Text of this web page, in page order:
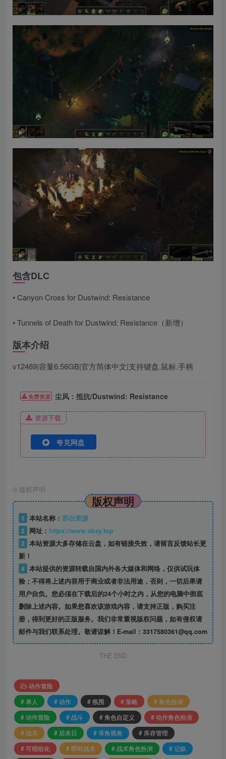
包含DLC
• Canyon Cross for Dustwind: Resistance
• Tunnels of Death for Dustwind: Resistance（新增）
版本介绍
v12469|容量6.56GB|官方简体中文|支持键盘.鼠标.手柄
免费资源 尘风：抵抗/Dustwind: Resistance
资源下载
夸克网盘
© 版权声明
版权声明
1 本站名称： 苏白资源
2
网址： https://www.sbzy.top
3 本站资源大多存储在云盘，如有链接失效，请留言反馈站长更
新！
4 本站提供的资源转载自国内外各大媒体和网络，仅供试玩体
验；不得将上述内容用于商业或者非法用途，否则，一切后果请
用户自负。您必须在下载后的24个小时之内，从您的电脑中彻底
删除上述内容。如果您喜欢该游戏内容，请支持正版，购买注
册，得到更好的正版服务。我们非常重视版权问题，如有侵权请
邮件与我们联系处理。敬请谅解！E-mail：3317580361@qq.com
THE END
动作冒险
# 单人
# 动作 # 氛围 # 策略
# 角色扮演
# 动作冒险
# 战斗 # 角色自定义
# 动作角色扮演
# 战术
# 后末日 # 等角视角
# 库存管理
# 可模组化
# 即时战术 # 战术角色扮演
# 记叙